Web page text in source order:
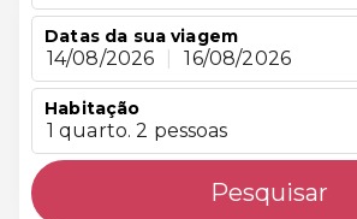
Datas da sua viagem
14/08/2026 16/08/2026
Habitação
1 quarto. 2 pessoas
Pesquisar